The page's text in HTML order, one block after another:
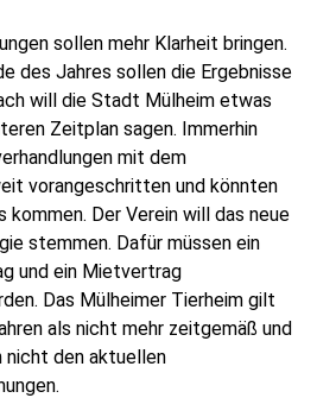
sollen mehr Klarheit bringen.
des Jahres sollen die Ergebnisse
will die Stadt Mülheim etwas
Zeitplan sagen. Immerhin
mit dem
vorangeschritten und könnten
kommen. Der Verein will das neue
stemmen. Dafür müssen ein
und ein Mietvertrag
Das Mülheimer Tierheim gilt
als nicht mehr zeitgemäß und
nicht den aktuellen